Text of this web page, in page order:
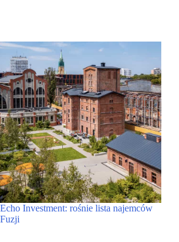
Echo Investment: rośnie lista najemców
Fuzji